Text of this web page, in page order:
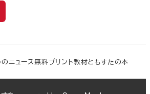
ニュース無料プリント教材ともすたの本